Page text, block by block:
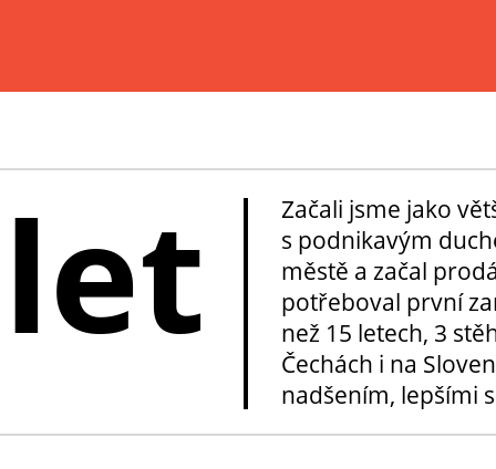
Začali jsme jako
s podnikavým
městě a začal
potřeboval první
než 15 letech, 3
Čechách i na
nadšením, lepšími